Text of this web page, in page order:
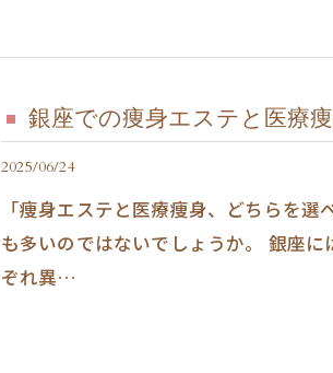
銀座での痩身エステと医療
2025/06/24
「痩身エステと医療痩身、どちらを
も多いのではないでしょうか。 銀座
ぞれ異…